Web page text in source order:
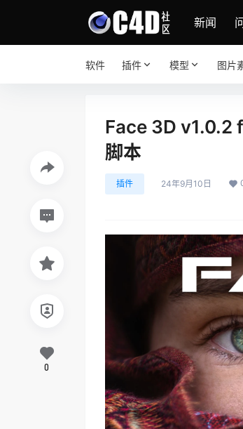
新闻
软件 插件 模型 图片
Face 3D v1.0.2
脚本
插件 24年9月10日
0